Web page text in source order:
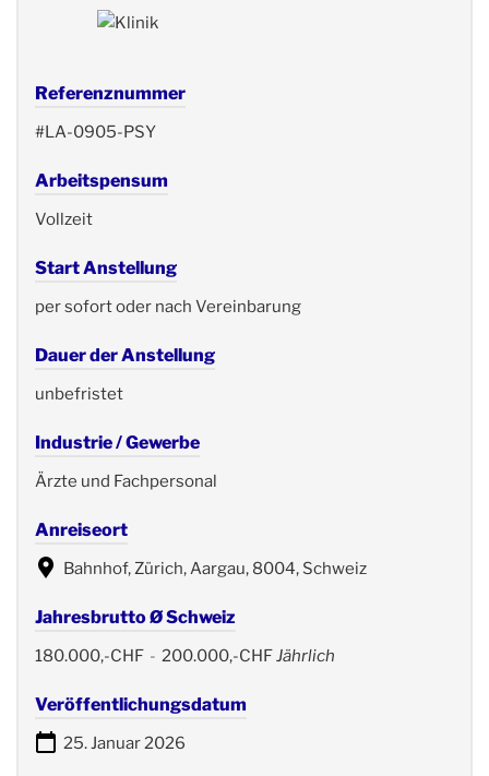
Referenznummer
#LA-0905-PSY
Arbeitspensum
Vollzeit
Start Anstellung
per sofort oder nach Vereinbarung
Dauer der Anstellung
unbefristet
Industrie / Gewerbe
Ärzte und Fachpersonal
Anreiseort
Bahnhof, Zürich, Aargau, 8004, Schweiz
Jahresbrutto Ø Schweiz
180.000,-CHF - 200.000,-CHFJährlich
Veröffentlichungsdatum
25. Januar 2026